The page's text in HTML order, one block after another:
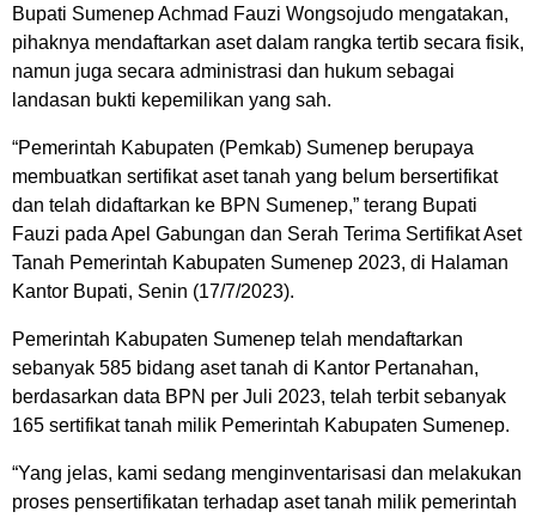
Bupati Sumenep Achmad Fauzi Wongsojudo mengatakan,
pihaknya mendaftarkan aset dalam rangka tertib secara fisik,
namun juga secara administrasi dan hukum sebagai
landasan bukti kepemilikan yang sah.
“Pemerintah Kabupaten (Pemkab) Sumenep berupaya
membuatkan sertifikat aset tanah yang belum bersertifikat
dan telah didaftarkan ke BPN Sumenep,” terang Bupati
Fauzi pada Apel Gabungan dan Serah Terima Sertifikat Aset
Tanah Pemerintah Kabupaten Sumenep 2023, di Halaman
Kantor Bupati, Senin (17/7/2023).
Pemerintah Kabupaten Sumenep telah mendaftarkan
sebanyak 585 bidang aset tanah di Kantor Pertanahan,
berdasarkan data BPN per Juli 2023, telah terbit sebanyak
165 sertifikat tanah milik Pemerintah Kabupaten Sumenep.
“Yang jelas, kami sedang menginventarisasi dan melakukan
proses pensertifikatan terhadap aset tanah milik pemerintah